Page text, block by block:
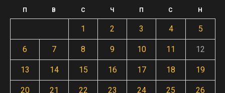
П В С Ч П С Н
1 2 3 4 5
6 7 8 9 10 11 12
13 14 15 16 17 18 19
20 21 22 23 24 25 26